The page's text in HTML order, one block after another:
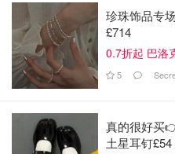
珍珠饰品专
£714
0.7折起 巴洛
5
真的很好买
土星耳钉£54